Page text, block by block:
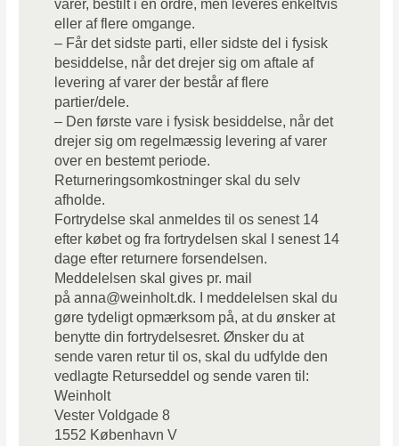
varer, bestilt i én ordre, men leveres enkeltvis
eller af flere omgange.
– Får det sidste parti, eller sidste del i fysisk
besiddelse, når det drejer sig om aftale af
levering af varer der består af flere
partier/dele.
– Den første vare i fysisk besiddelse, når det
drejer sig om regelmæssig levering af varer
over en bestemt periode.
Returneringsomkostninger skal du selv
afholde.
Fortrydelse skal anmeldes til os senest 14
efter købet og fra fortrydelsen skal I senest 14
dage efter returnere forsendelsen.
Meddelelsen skal gives pr. mail
påanna@weinholt.dk. I meddelelsen skal du
gøre tydeligt opmærksom på, at du ønsker at
benytte din fortrydelsesret. Ønsker du at
sende varen retur til os, skal du udfylde den
vedlagte Returseddel og sende varen til:
Weinholt
Vester Voldgade 8
1552 København V